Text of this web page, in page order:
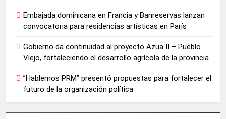
Embajada dominicana en Francia y Banreservas lanzan
convocatoria para residencias artísticas en París
Gobierno da continuidad al proyecto Azua II – Pueblo
Viejo, fortaleciendo el desarrollo agrícola de la provincia
”Hablemos PRM” presentó propuestas para fortalecer el
futuro de la organización política